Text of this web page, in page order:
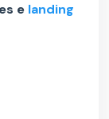
e landing